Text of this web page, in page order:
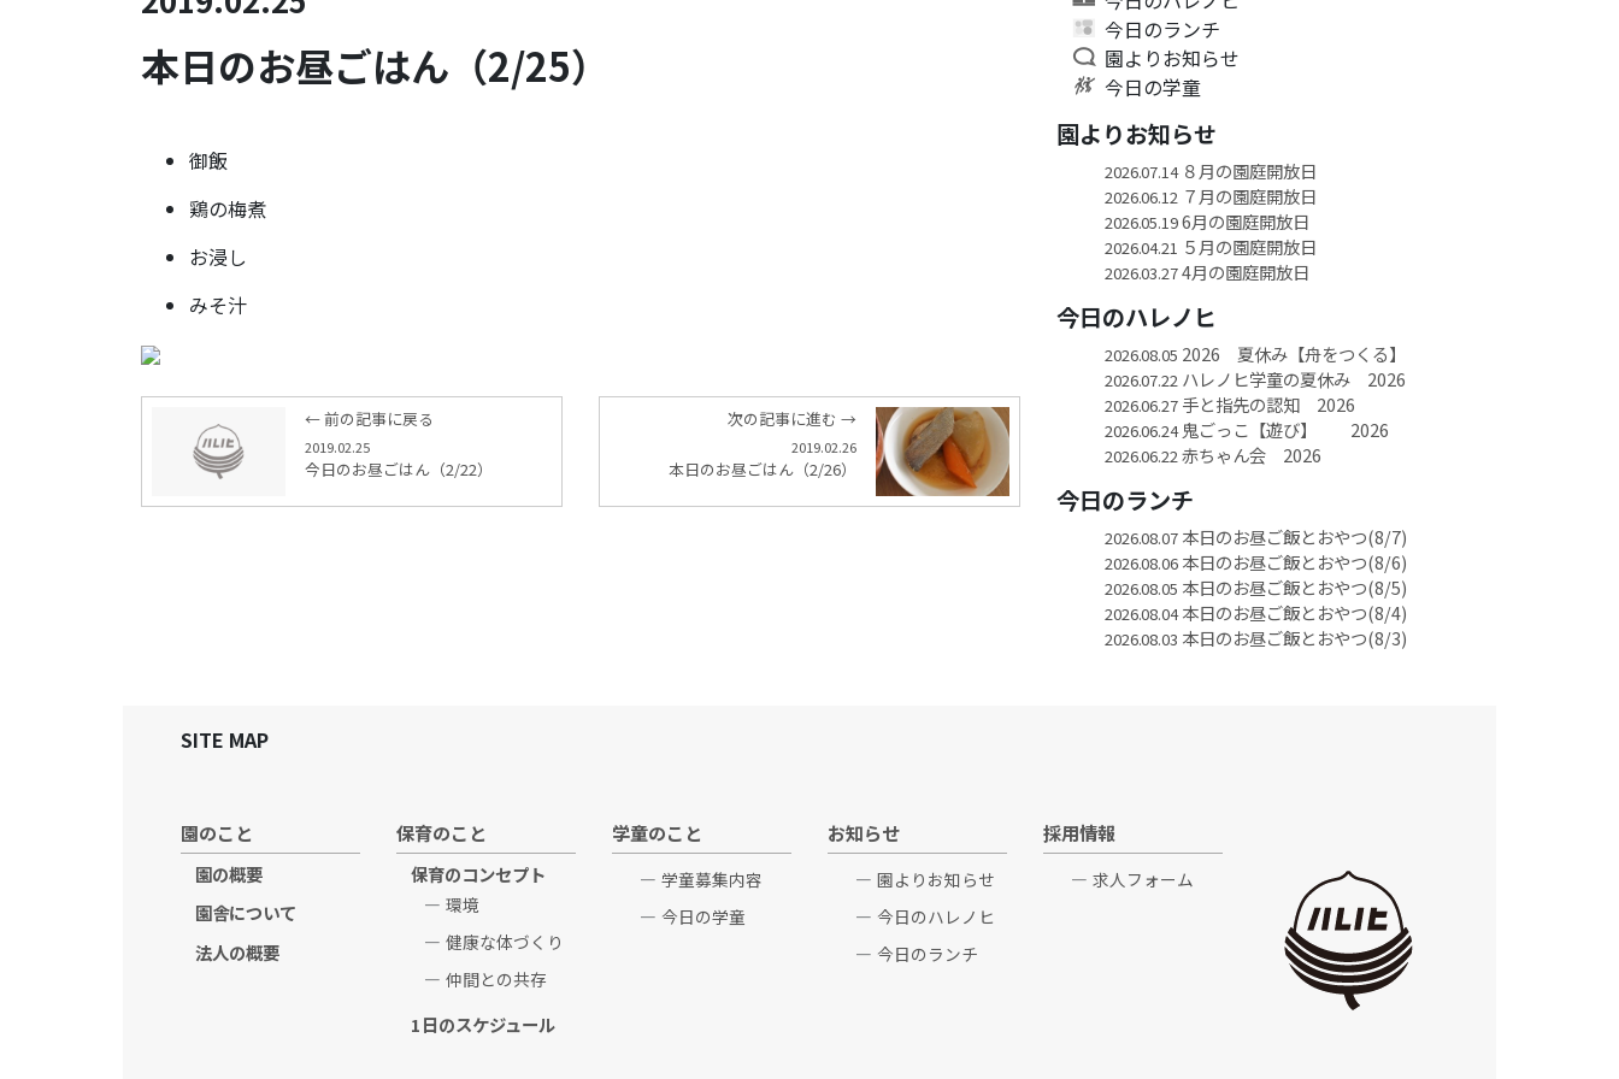
本日のお昼ごはん（2/25）
御飯
鶏の梅煮
お浸し
みそ汁
← 前の記事に戻る
2019.02.25
今日のお昼ごはん（2/22）
次の記事に進む →
2019.02.26
本日のお昼ごはん（2/26）
今日のランチ
園よりお知らせ
今日の学童
園よりお知らせ
2026.07.14８月の園庭開放日
2026.06.12 ７月の園庭開放日
2026.05.196月の園庭開放日
2026.04.21 ５月の園庭開放日
2026.03.274月の園庭開放日
今日のハレノヒ
2026.08.05 2026 夏休み【舟をつくる】
2026.07.22 ハレノヒ学童の夏休み 2026
2026.06.27手と指先の認知 2026
2026.06.24鬼ごっこ【遊び】 2026
2026.06.22 赤ちゃん会 2026
今日のランチ
2026.08.07本日のお昼ご飯とおやつ(8/7)
2026.08.06本日のお昼ご飯とおやつ(8/6)
2026.08.05 本日のお昼ご飯とおやつ(8/5)
2026.08.04本日のお昼ご飯とおやつ(8/4)
2026.08.03 本日のお昼ご飯とおやつ(8/3)
SITE MAP
園のこと
園の概要
園舎について
法人の概要
保育のこと
保育のコンセプト
環境
健康な体づくり
仲間との共存
1日のスケジュール
学童のこと
学童募集内容
今日の学童
お知らせ
園よりお知らせ
今日のハレノヒ
今日のランチ
採用情報
求人フォーム